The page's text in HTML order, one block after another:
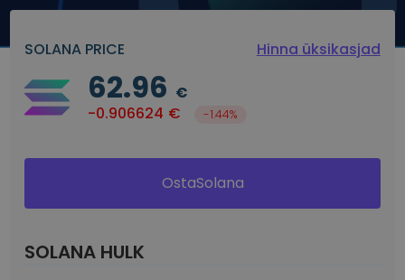
SOLANA PRICE Hinna üksikasjad
62.96 €
-0.906624 € -1.44%
OstaSolana
SOLANA HULK